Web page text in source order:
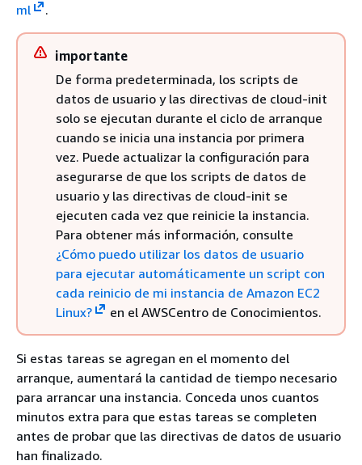
ml
.
importante
De forma predeterminada, los scripts de
datos de usuario y las directivas de cloud-init
solo se ejecutan durante el ciclo de arranque
cuando se inicia una instancia por primera
vez. Puede actualizar la configuración para
asegurarse de que los scripts de datos de
usuario y las directivas de cloud-init se
ejecuten cada vez que reinicie la instancia.
Para obtener más información, consulte
¿Cómo puedo utilizar los datos de usuario
para ejecutar automáticamente un script con
cada reinicio de mi instancia de Amazon EC2
Linux?
en el AWSCentro de Conocimientos.
Si estas tareas se agregan en el momento del
arranque, aumentará la cantidad de tiempo necesario
para arrancar una instancia. Conceda unos cuantos
minutos extra para que estas tareas se completen
antes de probar que las directivas de datos de usuario
han finalizado.